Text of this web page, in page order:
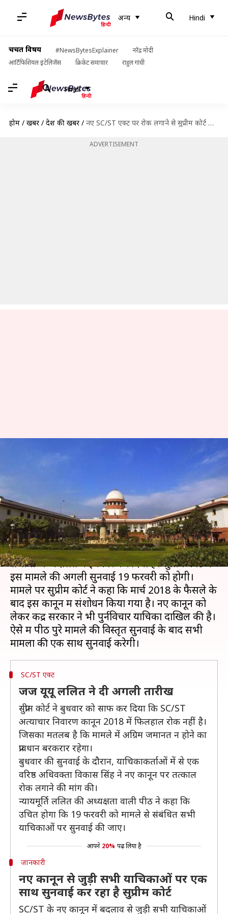
अन्य Hindi
चर्चित विषय #NewsBytesExplainer
नरेंद्र मोदी
आर्टिफिशियल इंटेलिजेंस
क्रिकेट समाचार राहुल गांधी
Hindi
होम / खबरें / देश की खबरें / नए SC/ST एक्ट पर रोक लगाने से सुप्रीम कोर्ट का इनकार, 19 फरवरी को अगली सुनवाई
ADVERTISEMENT
नए SC/ST एक्ट पर रोक लगाने से
सुप्रीम कोर्ट का इनकार, 19 फरवरी को
लेखन मोहम्मद वाहिद Jan 30, 2019 04:22 pm
क्या है खबर?
2018 में संशोधित किए गए SC/ST कानून पर रोक लगाने
से सर्वोच्च अदालत ने इनकार कर दिया है। सुप्रीम कोर्ट में
इस मामले की अगली सुनवाई 19 फरवरी को होगी।
मामले पर सुप्रीम कोर्ट ने कहा कि मार्च 2018 के फैसले के
बाद इस कानून में संशोधन किया गया है। नए कानून को
लेकर केंद्र सरकार ने भी पुर्नविचार याचिका दाखिल की है।
ऐसे में पीठ पुरे मामले की विस्तृत सुनवाई के बाद सभी
SC/ST एक्ट
जज यूयू ललित ने दी अगली तारीख
सुप्रीम कोर्ट ने बुधवार को साफ कर दिया कि SC/ST
अत्याचार निवारण कानून 2018 में फिलहाल रोक नहीं है।
जिसका मतलब है कि मामले में अग्रिम जमानत न होने का
प्रावधान बरकरार रहेगा।
बुधवार की सुनवाई के दौरान, याचिकाकर्ताओं में से एक
वरिष्ठ अधिवक्ता विकास सिंह ने नए कानून पर तत्काल
रोक लगाने की मांग की।
न्यायमूर्ति ललित की अध्यक्षता वाली पीठ ने कहा कि
उचित होगा कि 19 फरवरी को मामले से संबंधित सभी
याचिकाओं पर सुनवाई की जाए।
आपने 20% पढ़ लिया है
जानकारी
नए कानून से जुड़ी सभी याचिकाओं पर एक
साथ सुनवाई कर रहा है सुप्रीम कोर्ट
SC/ST के नए कानून में बदलाव से जुड़ी सभी याचिकाओं